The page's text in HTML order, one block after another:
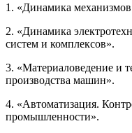
1. «Динамика
2. «Динамика
систем и комплексов».
3. «Материаловедение и
производства машин».
4. «Автоматизация.
промышленности».